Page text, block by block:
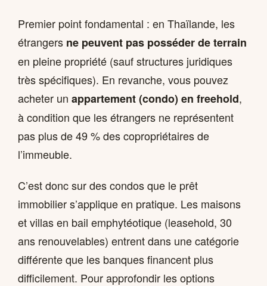
Premier point fondamental : en Thaïlande, les
étrangers ne peuvent pas posséder de terrain
en pleine propriété (sauf structures juridiques
très spécifiques). En revanche, vous pouvez
acheter un appartement (condo) en freehold,
à condition que les étrangers ne représentent
pas plus de 49 % des copropriétaires de
l’immeuble.
C’est donc sur des condos que le prêt
immobilier s’applique en pratique. Les maisons
et villas en bail emphytéotique (leasehold, 30
ans renouvelables) entrent dans une catégorie
différente que les banques financent plus
difficilement. Pour approfondir les options